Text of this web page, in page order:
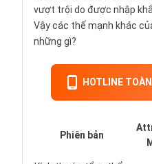
vượt trội do được nhập
Vậy các thế mạnh khác
những gì?
HOTLINE
Phiên bản